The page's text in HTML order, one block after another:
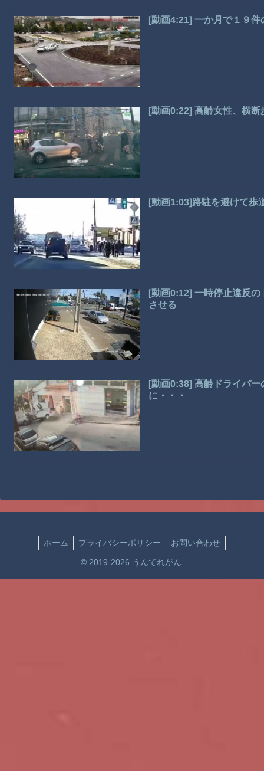
[動画4:21] 一か月で１９
[動画0:22] 高齢女性、横
[動画1:03]路駐を避けて歩
[動画0:12] 一時停止違反
させる
[動画0:38] 高齢ドライバ
に・・・
ホーム プライバシーポリシー お問い合わせ
© 2019-2026 うんてれがん.